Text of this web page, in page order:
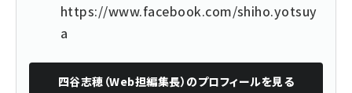
https://www.facebook.com/shiho.yotsuy
a
四谷志穂（Web担編集長） のプロフィールを見る